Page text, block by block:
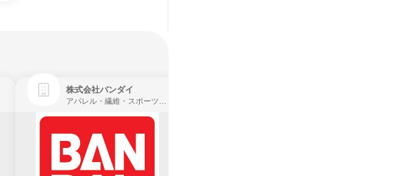
株式会社バンダイ
アパレル・繊維・スポーツメーカー、製造・メーカー、ゲーム制作・販売